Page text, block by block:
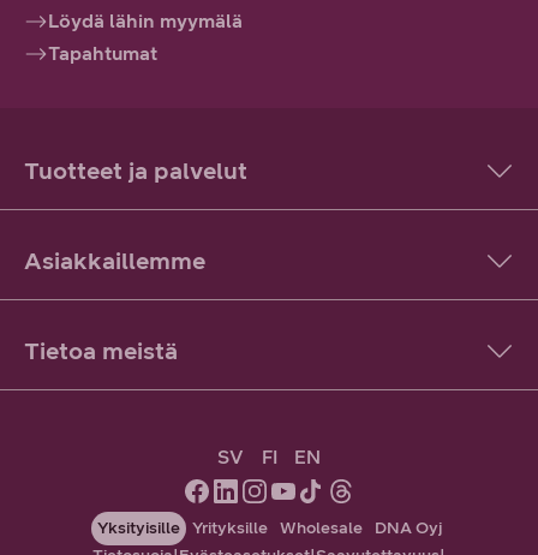
Löydä lähin myymälä
Tapahtumat
Tuotteet ja palvelut
Asiakkaillemme
Tietoa meistä
SV FI EN
Yksityisille Yrityksille Wholesale
DNA Oyj